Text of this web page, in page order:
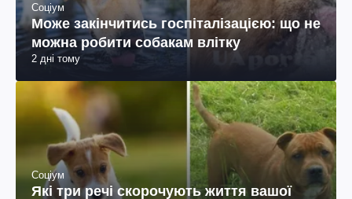
Соціум
Може закінчитись госпіталізацією: що не
можна робити собакам влітку
2 дні тому
Соціум
Які три речі скорочують життя вашої